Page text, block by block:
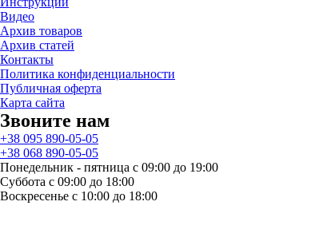
Видео
Архив товаров
Архив статей
Контакты
Политика конфиденциальности
Публичная оферта
Карта сайта
Звоните нам
+38 095 890-05-05
+38 068 890-05-05
Понедельник - пятница с 09:00 до 19:00
Суббота с 09:00 до 18:00
Воскресенье с 10:00 до 18:00